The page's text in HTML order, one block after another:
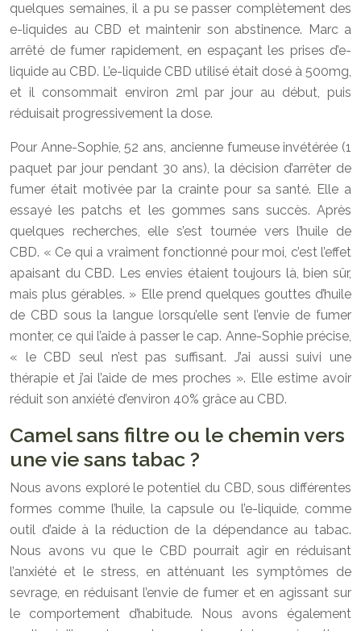
quelques semaines, il a pu se passer complètement des
e-liquides au CBD et maintenir son abstinence. Marc a
arrêté de fumer rapidement, en espaçant les prises d’e-
liquide au CBD. L’e-liquide CBD utilisé était dosé à 500mg,
et il consommait environ 2ml par jour au début, puis
réduisait progressivement la dose.
Pour Anne-Sophie, 52 ans, ancienne fumeuse invétérée (1
paquet par jour pendant 30 ans), la décision d’arrêter de
fumer était motivée par la crainte pour sa santé. Elle a
essayé les patchs et les gommes sans succès. Après
quelques recherches, elle s’est tournée vers l’huile de
CBD. « Ce qui a vraiment fonctionné pour moi, c’est l’effet
apaisant du CBD. Les envies étaient toujours là, bien sûr,
mais plus gérables. » Elle prend quelques gouttes d’huile
de CBD sous la langue lorsqu’elle sent l’envie de fumer
monter, ce qui l’aide à passer le cap. Anne-Sophie précise,
« le CBD seul n’est pas suffisant. J’ai aussi suivi une
thérapie et j’ai l’aide de mes proches ». Elle estime avoir
réduit son anxiété d’environ 40% grâce au CBD.
Camel sans filtre ou le chemin vers
une vie sans tabac ?
Nous avons exploré le potentiel du CBD, sous différentes
formes comme l’huile, la capsule ou l’e-liquide, comme
outil d’aide à la réduction de la dépendance au tabac.
Nous avons vu que le CBD pourrait agir en réduisant
l’anxiété et le stress, en atténuant les symptômes de
sevrage, en réduisant l’envie de fumer et en agissant sur
le comportement d’habitude. Nous avons également